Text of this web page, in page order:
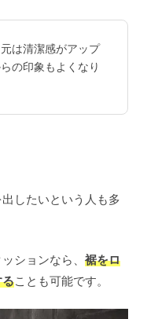
は清潔感がアップ
の印象もよくなり
したいという人も多
ションなら、 裾をロ
ることも可能です。